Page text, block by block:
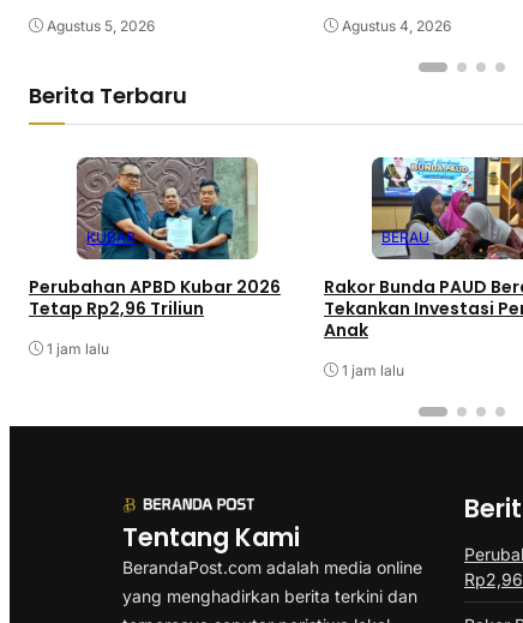
Agustus 5, 2026 Agustus 4, 2026
Berita Terbaru
KUBAR
Perubahan APBD Kubar 2026
Tetap Rp2,96 Triliun
1 jam lalu
BERAU
Rakor Bunda PAUD
Tekankan Investasi
Anak
1 jam lalu
Tentang Kami
BerandaPost.com adalah media online
yang menghadirkan berita terkini dan